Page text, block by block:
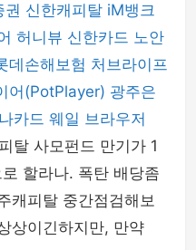
권 신한캐피탈 iM뱅크
허니뷰 신한카드 노안
데손해보험 처브라이프
어(PotPlayer) 광주은
카드 웨일 브라우저
탈 사모펀드 만기가 1
할라나. 폭탄 배당좀
캐피탈 중간점검해보
상이긴하지만, 만약